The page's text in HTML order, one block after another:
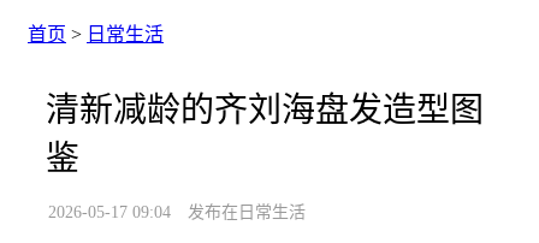
首页 > 日常生活
清新减龄的齐刘海盘发造型图
鉴
2026-05-17 09:04 发布在日常生活